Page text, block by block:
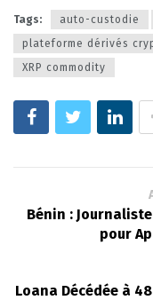
Tags: auto-custodie
plateforme dérivés
XRP commodity
Bénin :
pour
Loana Décédée à